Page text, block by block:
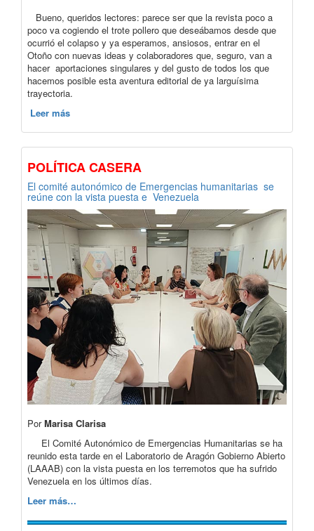
Bueno, queridos lectores: parece ser que la revista poco a
poco va cogiendo el trote pollero que deseábamos desde que
ocurrió el colapso y ya esperamos, ansiosos, entrar en el
Otoño con nuevas ideas y colaboradores que, seguro, van a
hacer aportaciones singulares y del gusto de todos los que
hacemos posible esta aventura editorial de ya larguísima
trayectoria.
Leer más
POLÍTICA CASERA
El comité autonómico de Emergencias humanitarias se
reúne con la vista puesta e Venezuela
PorMarisa Clarisa
El Comité Autonómico de Emergencias Humanitarias se ha
reunido esta tarde en el Laboratorio de Aragón Gobierno Abierto
(LAAAB) con la vista puesta en los terremotos que ha sufrido
Venezuela en los últimos días.
Leer más…